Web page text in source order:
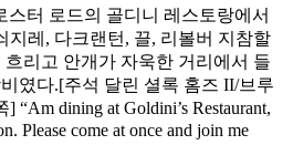
스터 로드의 골디니 레스토랑에서
지레, 다크랜턴, 끌, 리볼버 지참할
흐리고 안개가 자욱한 거리에서 들
였다.[주석 달린 셜록 홈즈 II/브루
“Am dining at Goldini’s Restaurant,
Please come at once and join me